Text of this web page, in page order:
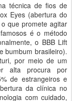
técnica de fios de
Eyes (abertura do
que promete agitar
é o método
o BBB Lift
bumbum brasileiro).
por meio de um
alta procura por
de estrangeiros e
da clínica no
com cuidado,